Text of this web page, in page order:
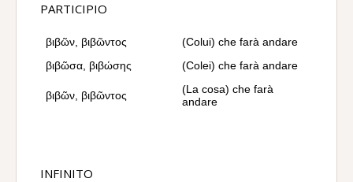
PARTICIPIO
βιβῶν, βιβῶντος
(Colui) che farà andare
βιβῶσα, βιβώσης
(Colei) che farà andare
βιβῶν, βιβῶντος
(La cosa) che farà
andare
INFINITO